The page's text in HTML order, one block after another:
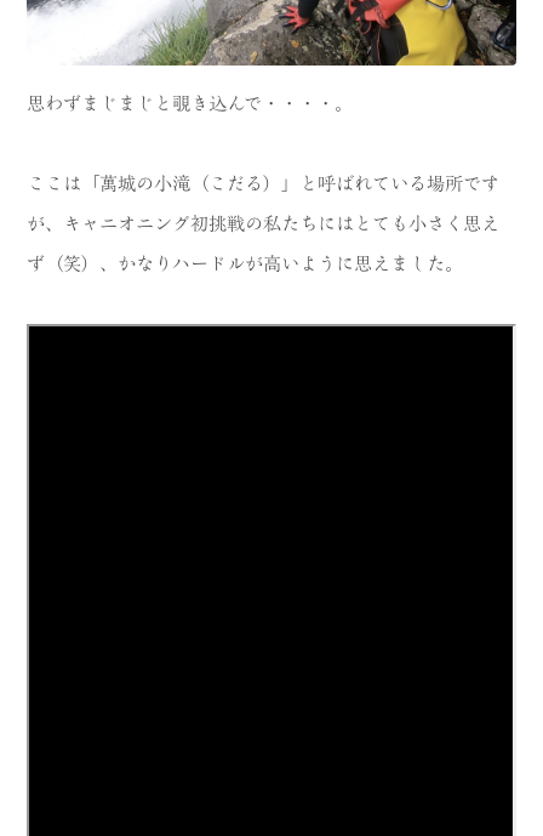
思わずまじまじと覗き込んで・・・・。
ここは「萬城の小滝（こだる）」と呼ばれている場所です
が、キャニオニング初挑戦の私たちにはとても小さく思え
ず（笑）、かなりハードルが高いように思えました。